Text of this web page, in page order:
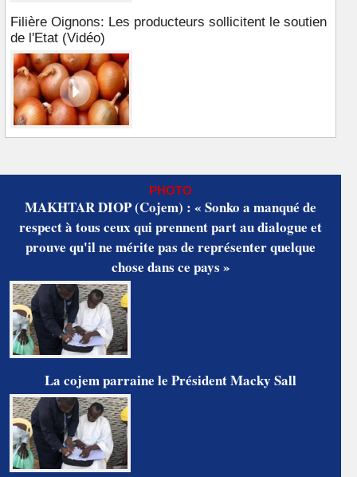
Filière Oignons: Les producteurs sollicitent le soutien
de l'Etat (Vidéo)
PHOTO
MAKHTAR DIOP (Cojem) : « Sonko a manqué de
respect à tous ceux qui prennent part au dialogue et
prouve qu'il ne mérite pas de représenter quelque
chose dans ce pays »
La cojem parraine le Président Macky Sall